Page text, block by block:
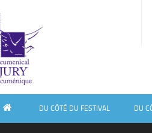
DU CÔTÉ DU FESTIVAL DU